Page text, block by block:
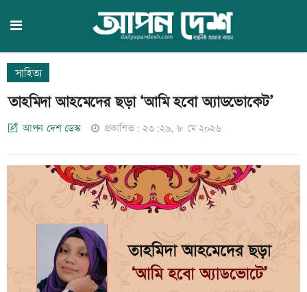
সাহিত্য
তাহমিদা আহমেদের ছড়া ‘আমি হবো অ্যাডভোকেট’
আপন দেশ ডেস্ক প্রকাশিত: ২৩:২৯, ৮ মে ২০২৬